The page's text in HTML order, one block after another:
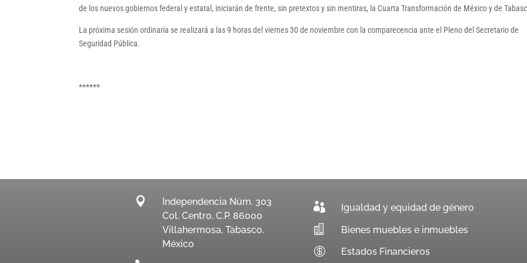
de los nuevos gobiernos federal y estatal, iniciarán de frente, sin pretextos y sin mentiras, la Cuarta Transformación de México y de
La próxima sesión ordinaria se realizará a las 9 horas del viernes 30 de noviembre con la comparecencia ante el Pleno del Secretario de
Seguridad Pública.
******

Independencia Núm. 303
Col. Centro, C.P. 86000
Villahermosa, Tabasco.
México
 Igualdad y equidad de género
 Bienes muebles e inmuebles
 Estados Financieros